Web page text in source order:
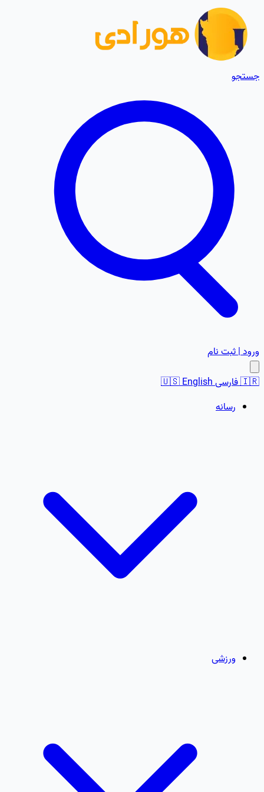
جستجو
ورود | ثبت نام
🇮🇷فارسی 🇺🇸English
رسانه
ورزشی